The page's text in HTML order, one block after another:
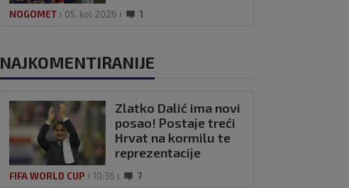
našalio s njim
NOGOMET 05. kol 2026 1
NAJKOMENTIRANIJE
Zlatko Dalić ima novi
posao! Postaje treći
Hrvat na kormilu te
reprezentacije
FIFA WORLD CUP 10:36 7